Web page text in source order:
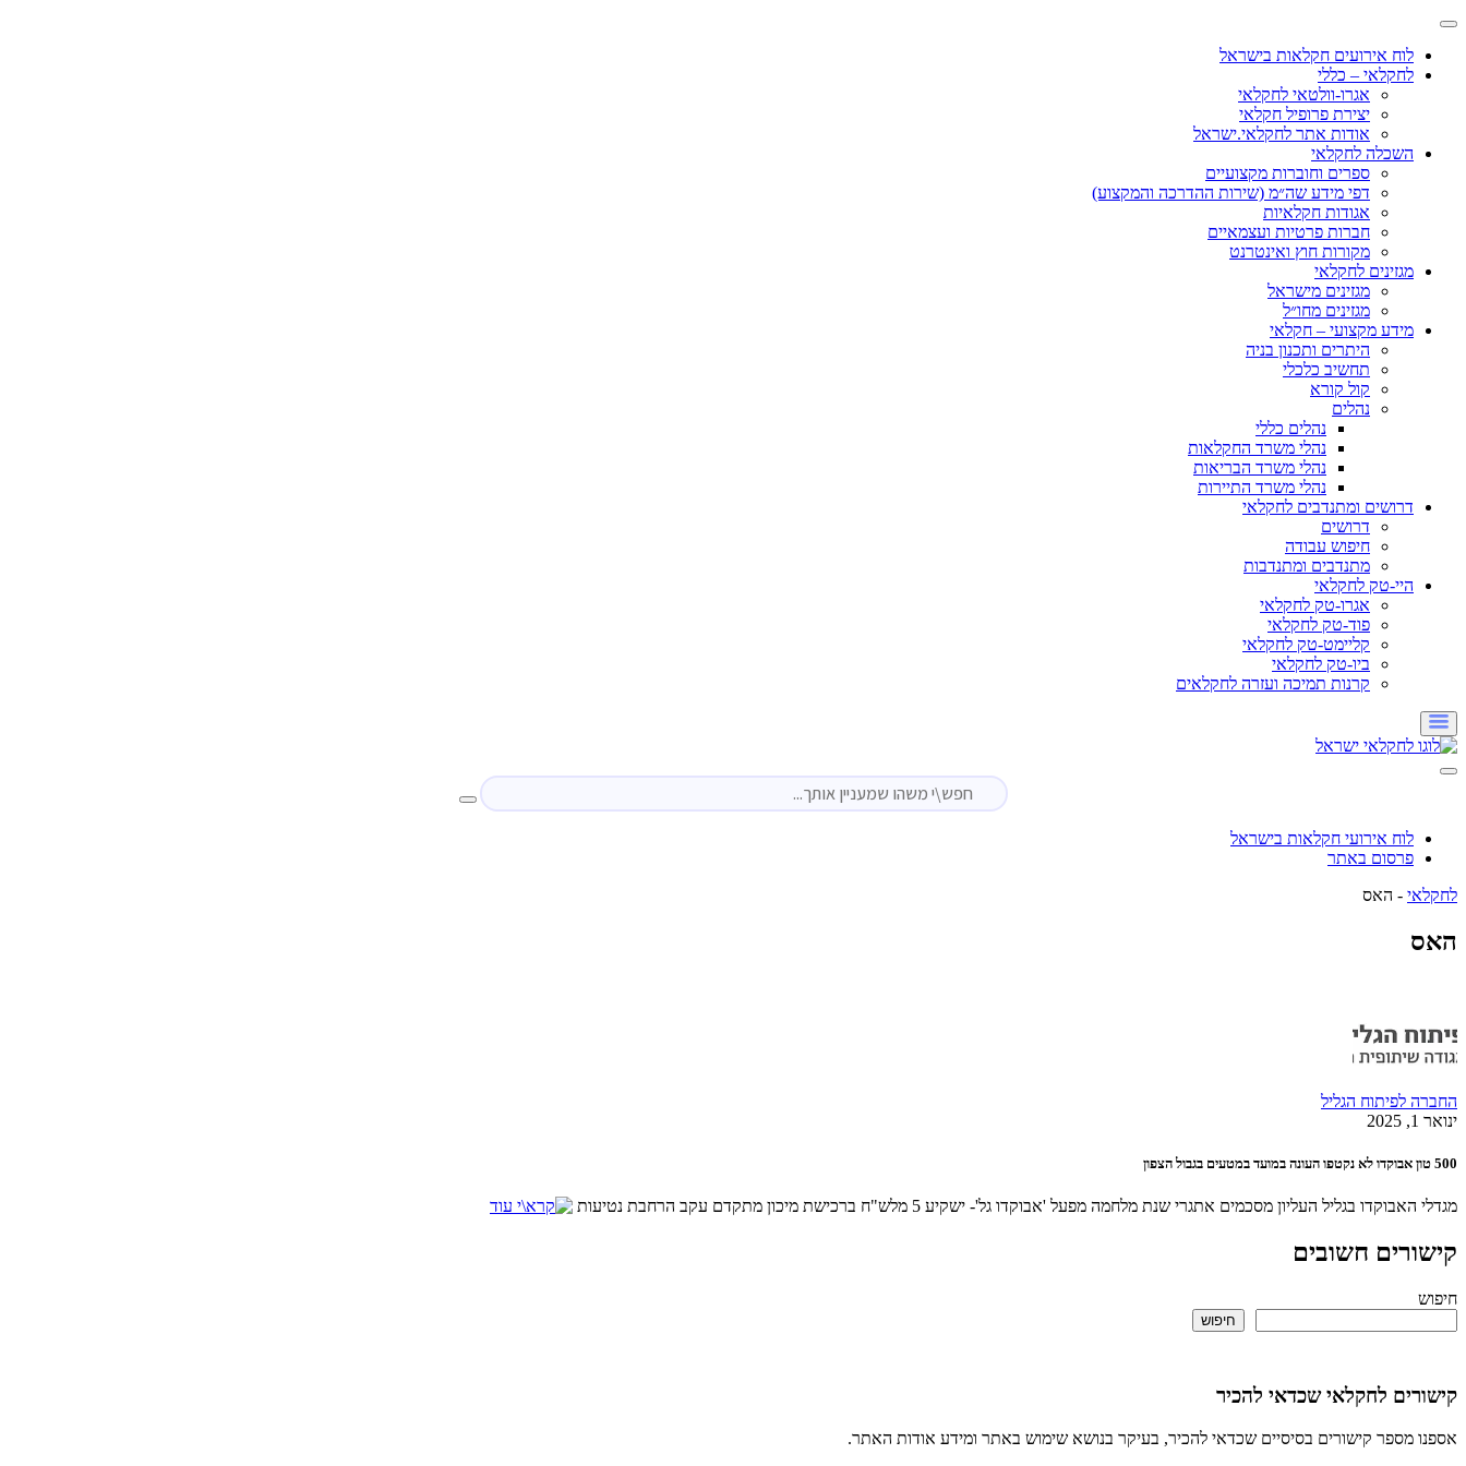
לוח אירועים חקלאות בישראל
לחקלאי – כללי
אגרו-וולטאי לחקלאי
יצירת פרופיל חקלאי
אודות אתר לחקלאי.ישראל
השכלה לחקלאי
ספרים וחוברות מקצועיים
דפי מידע שה״מ (שירות ההדרכה והמקצוע)
אגודות חקלאיות
חברות פרטיות ועצמאיים
מקורות חוץ ואינטרנט
מגזינים לחקלאי
מגזינים מישראל
מגזינים מחו״ל
מידע מקצועי – חקלאי
היתרים ותכנון בניה
תחשיב כלכלי
קול קורא
נהלים
נהלים כללי
נהלי משרד החקלאות
נהלי משרד הבריאות
נהלי משרד התיירות
דרושים ומתנדבים לחקלאי
דרושים
חיפוש עבודה
מתנדבים ומתנדבות
היי-טק לחקלאי
אגרו-טק לחקלאי
פוד-טק לחקלאי
קליימט-טק לחקלאי
ביו-טק לחקלאי
קרנות תמיכה ועזרה לחקלאים
לוח אירועי חקלאות בישראל
פרסום באתר
לחקלאי - האס
האס
החברה לפיתוח הגליל
ינואר 1, 2025
500 טון אבוקדו לא נקטפו העונה במועד במטעים בגבול הצפון
מגדלי האבוקדו בגליל העליון מסכמים אתגרי שנת מלחמה מפעל 'אבוקדו גל'- ישקיע 5 מלש"ח ברכישת מיכון מתקדם עקב הרחבת נטיעות
קישורים חשובים
חיפוש
חיפוש
קישורים לחקלאי שכדאי להכיר
אספנו מספר קישורים בסיסיים שכדאי להכיר, בעיקר בנושא שימוש באתר ומידע אודות האתר.